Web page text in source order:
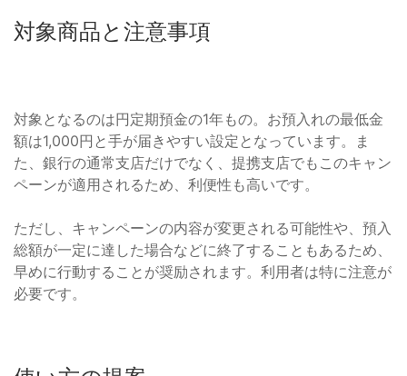
対象商品と注意事項
対象となるのは円定期預金の1年もの。お預入れの最低金
額は1,000円と手が届きやすい設定となっています。ま
た、銀行の通常支店だけでなく、提携支店でもこのキャン
ペーンが適用されるため、利便性も高いです。
ただし、キャンペーンの内容が変更される可能性や、預入
総額が一定に達した場合などに終了することもあるため、
早めに行動することが奨励されます。利用者は特に注意が
必要です。